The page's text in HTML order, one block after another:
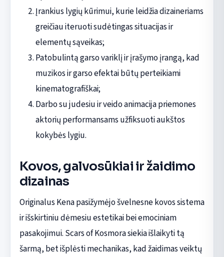
Įrankius lygių kūrimui, kurie leidžia dizaineriams
greičiau iteruoti sudėtingas situacijas ir
elementų sąveikas;
Patobulintą garso variklį ir įrašymo įrangą, kad
muzikos ir garso efektai būtų perteikiami
kinematografiškai;
Darbo su judesiu ir veido animacija priemones
aktorių performansams užfiksuoti aukštos
kokybės lygiu.
Kovos, galvosūkiai ir žaidimo
dizainas
Originalus Kena pasižymėjo švelnesne kovos sistema
ir išskirtiniu dėmesiu estetikai bei emociniam
pasakojimui. Scars of Kosmora siekia išlaikyti tą
šarmą, bet išplėsti mechanikas, kad žaidimas veiktų